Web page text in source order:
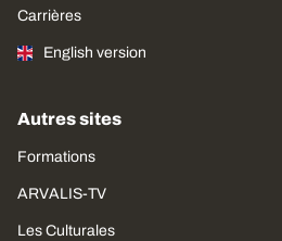
Carrières
English version
Autres sites
Formations
ARVALIS-TV
Les Culturales